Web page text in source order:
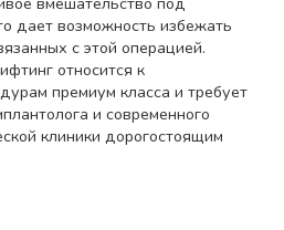
дает возможность избежать
с этой операцией.
относится к
премиум класса и требует
и современного
клиники дорогостоящим